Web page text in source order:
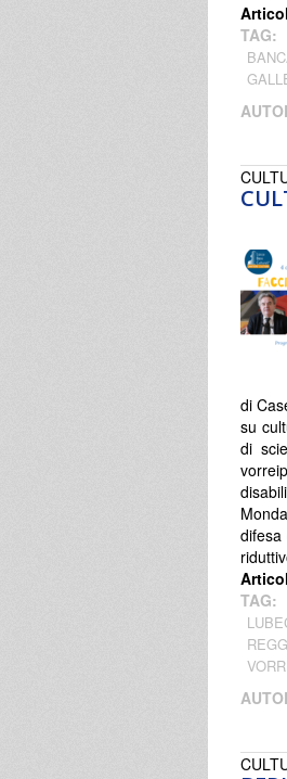
TAG:
di
su
di
difesa
TAG: